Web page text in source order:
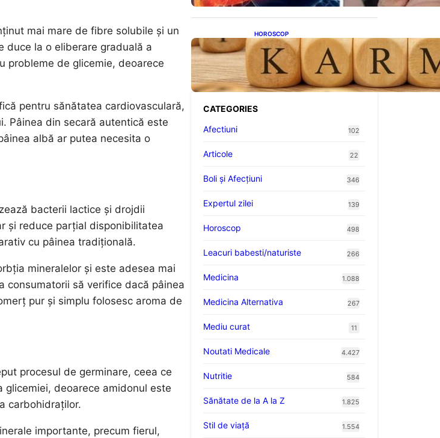
mai mare de fibre solubile și un
duce la o eliberare graduală a
probleme de glicemie, deoarece
pentru sănătatea cardiovasculară,
Pâinea din secară autentică este
albă ar putea necesita o
bacterii lactice și drojdii
și reduce parțial disponibilitatea
cu pâinea tradițională.
mineralelor și este adesea mai
consumatorii să verifice dacă pâinea
pur și simplu folosesc aroma de
procesul de germinare, ceea ce
deoarece amidonul este
carbohidraților.
importante, precum fierul,
HOROSCOP
Eclipsa și Karma: Impactul
Emoțional Asupra Zodiilor
Leu și Vărsător
CATEGORIES
Afectiuni
102
Articole 22
Boli și Afecțiuni 346
Expertul zilei 139
Horoscop 498
Leacuri babesti/naturiste 266
Medicina 1.088
Medicina Alternativa 267
Mediu curat 11
Noutati Medicale 4.427
Nutritie 584
Sănătate de la A la Z 1.825
Stil de viaţă 1.554